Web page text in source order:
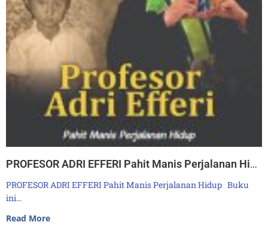
PROFESOR ADRI EFFERI Pahit Manis Perjalanan Hidup
PROFESOR ADRI EFFERI Pahit Manis Perjalanan Hidup Buku
ini…
Read More